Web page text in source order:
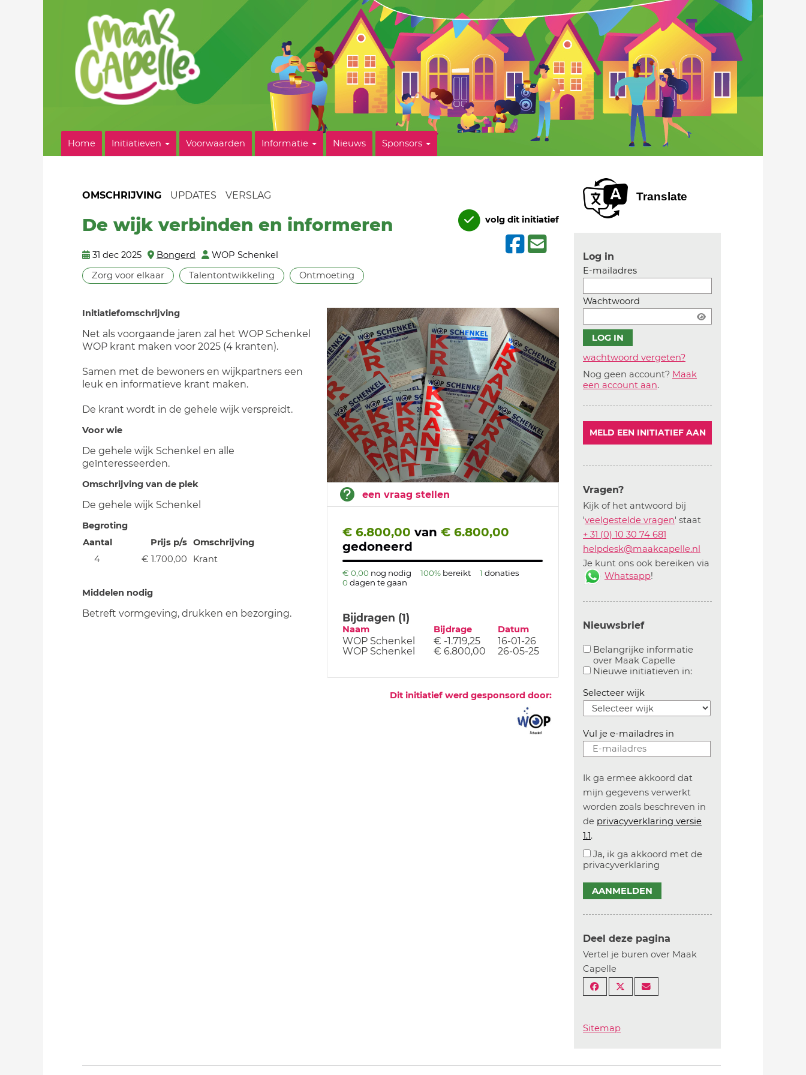
Home Initiatieven Voorwaarden Informatie Nieuws Sponsors
OMSCHRIJVING UPDATES VERSLAG
De wijk verbinden en informeren
31 dec 2025 Bongerd
WOP Schenkel
Zorg voor elkaar
Talentontwikkeling Ontmoeting
volg dit initiatief
een vraag stellen
€ 6.800,00 van € 6.800,00
gedoneerd
€ 0,00 nog nodig 100% bereikt 1 donaties
0 dagen te gaan
Bijdragen (1)
Naam Bijdrage Datum
WOP Schenkel € -1.719,25
16-01-26
WOP Schenkel
€ 6.800,00 26-05-25
Dit initiatief werd gesponsord door:
Initiatiefomschrijving
Net als voorgaande jaren zal het WOP Schenkel
WOP krant maken voor 2025 (4 kranten).
Samen met de bewoners en wijkpartners een
leuk en informatieve krant maken.
De krant wordt in de gehele wijk verspreidt.
Voor wie
De gehele wijk Schenkel en alle
geïnteresseerden.
Omschrijving van de plek
De gehele wijk Schenkel
Begroting
Aantal
Prijs p/s Omschrijving
4
€ 1.700,00 Krant
Middelen nodig
Betreft vormgeving, drukken en bezorging.
Translate
Log in
E-mailadres
Wachtwoord
wachtwoord vergeten?
Nog geen account? Maak
een account aan.
MELD EEN INITIATIEF AAN
Vragen?
Kijk of het antwoord bij
'veelgestelde vragen' staat
+ 31 (0) 10 30 74 681
helpdesk@maakcapelle.nl
Je kunt ons ook bereiken via
Whatsapp!
Nieuwsbrief
Belangrijke informatie
over Maak Capelle
Aanvinken om belangrijke informatie over
Nieuwe initiatieven in:Aanvinken om
Selecteer wijk
Vul je e-mailadres in
Ik ga ermee akkoord dat
mijn gegevens verwerkt
worden zoals beschreven in
de privacyverklaring versie
1.1.
Ja, ik ga akkoord met de
privacyverklaring
AANMELDEN
Deel deze pagina
Vertel je buren over Maak
Capelle
Sitemap